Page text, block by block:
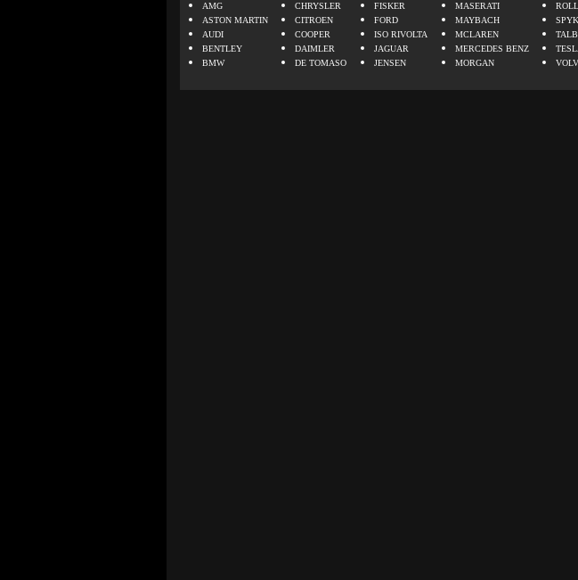
AMG
ASTON MARTIN
AUDI
BENTLEY
BMW
CHRYSLER
CITROEN
COOPER
DAIMLER
DE TOMASO
FISKER
FORD
ISO RIVOLTA
JAGUAR
JENSEN
MASERATI
MAYBACH
MCLAREN
MERCEDES BENZ
MORGAN